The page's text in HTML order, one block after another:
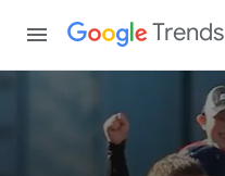
Trends